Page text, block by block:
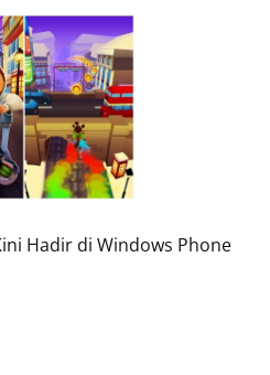
Hadir di Windows Phone